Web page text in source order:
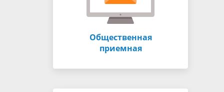
Общественная
приемная